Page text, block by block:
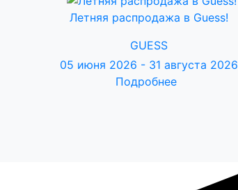
Летняя распродажа в Guess!
GUESS
05 июня 2026 - 31 августа 2026
Подробнее